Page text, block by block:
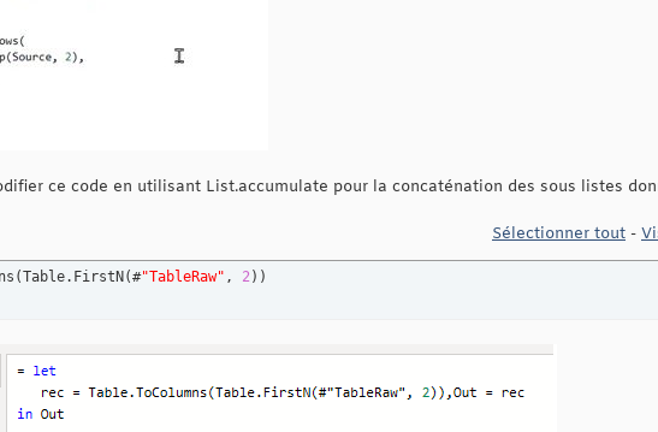
ce code en utilisant List.accumulate pour la concaténation des sous listes
Sélectionner tout -
(Table.FirstN (#"TableRaw" , 2) )